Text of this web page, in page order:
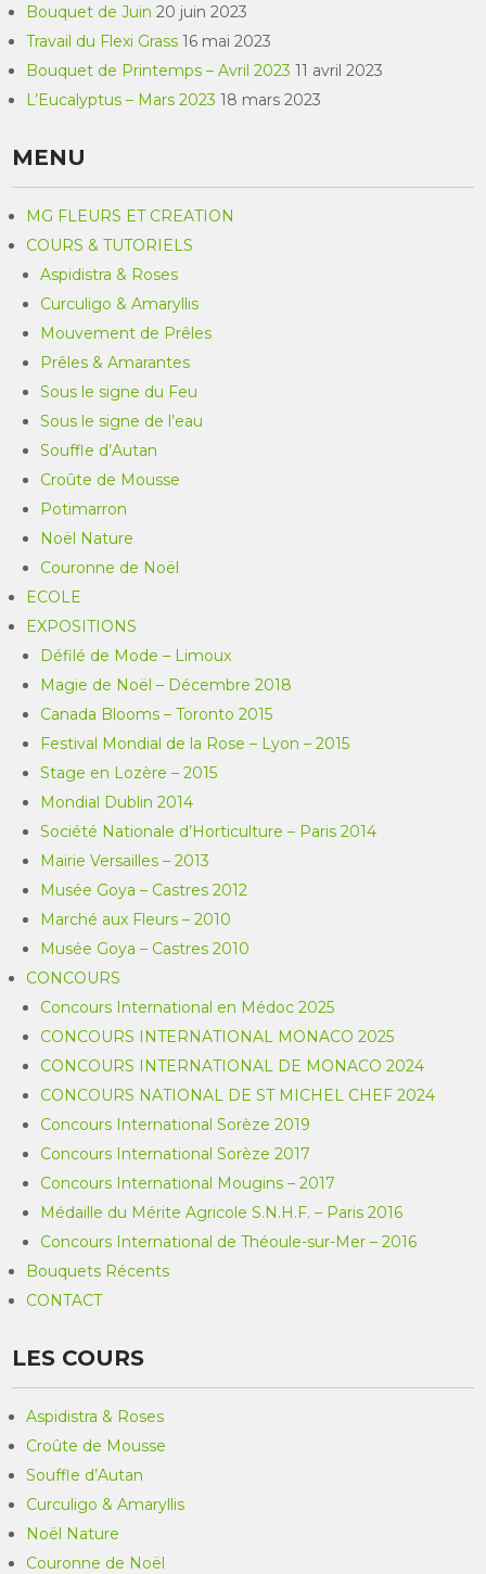
Bouquet de Juin 20 juin 2023
Travail du Flexi Grass 16 mai 2023
Bouquet de Printemps – Avril 2023 11 avril 2023
L’Eucalyptus – Mars 2023 18 mars 2023
MENU
MG FLEURS ET CREATION
COURS & TUTORIELS
Aspidistra & Roses
Curculigo & Amaryllis
Mouvement de Prêles
Prêles & Amarantes
Sous le signe du Feu
Sous le signe de l’eau
Souffle d’Autan
Croûte de Mousse
Potimarron
Noël Nature
Couronne de Noël
ECOLE
EXPOSITIONS
Défilé de Mode – Limoux
Magie de Noël – Décembre 2018
Canada Blooms – Toronto 2015
Festival Mondial de la Rose – Lyon – 2015
Stage en Lozère – 2015
Mondial Dublin 2014
Société Nationale d’Horticulture – Paris 2014
Mairie Versailles – 2013
Musée Goya – Castres 2012
Marché aux Fleurs – 2010
Musée Goya – Castres 2010
CONCOURS
Concours International en Médoc 2025
CONCOURS INTERNATIONAL MONACO 2025
CONCOURS INTERNATIONAL DE MONACO 2024
CONCOURS NATIONAL DE ST MICHEL CHEF 2024
Concours International Sorèze 2019
Concours International Sorèze 2017
Concours International Mougins – 2017
Médaille du Mérite Agricole S.N.H.F. – Paris 2016
Concours International de Théoule-sur-Mer – 2016
Bouquets Récents
CONTACT
LES COURS
Aspidistra & Roses
Croûte de Mousse
Souffle d’Autan
Curculigo & Amaryllis
Noël Nature
Couronne de Noël